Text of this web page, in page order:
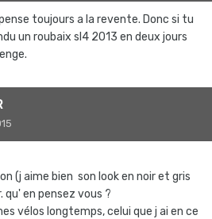
toujours a la revente. Donc si tu
un roubaix sl4 2013 en deux jours
(j aime bien son look en noir et gris
qu' en pensez vous ?
vélos longtemps, celui que j ai en ce